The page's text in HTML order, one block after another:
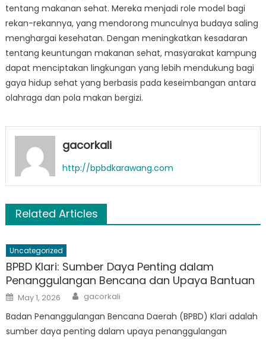
tentang makanan sehat. Mereka menjadi role model bagi
rekan-rekannya, yang mendorong munculnya budaya saling
menghargai kesehatan. Dengan meningkatkan kesadaran
tentang keuntungan makanan sehat, masyarakat kampung
dapat menciptakan lingkungan yang lebih mendukung bagi
gaya hidup sehat yang berbasis pada keseimbangan antara
olahraga dan pola makan bergizi.
gacorkali
http://bpbdkarawang.com
Related Articles
Uncategorized
BPBD Klari: Sumber Daya Penting dalam
Penanggulangan Bencana dan Upaya Bantuan
Posted
on
May 1, 2026 Author
gacorkali
Badan Penanggulangan Bencana Daerah (BPBD) Klari adalah
sumber daya penting dalam upaya penanggulangan